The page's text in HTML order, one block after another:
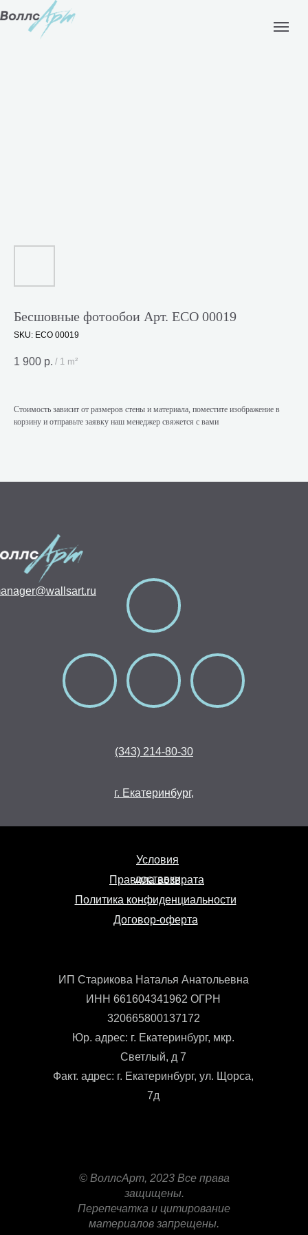
Бесшовные фотообои Арт. ECO 00019
SKU: ECO 00019
1 900 р. / 1 m²
Стоимость зависит от размеров стены и материала, поместите изображение в
корзину и отправьте заявку наш менеджер свяжется с вами
(343) 214-80-30
г. Екатеринбург,
ИП Старикова Наталья Анатольевна
ИНН 661604341962 ОГРН
320665800137172
Юр. адрес: г. Екатеринбург, мкр.
Светлый, д 7
Факт. адрес: г. Екатеринбург, ул. Щорса,
7д
Политика конфиденциальности
Условия
доставки
Правила возврата
Договор-оферта
© ВоллсАрт, 2023 Все права
защищены.
Перепечатка и цитирование
материалов запрещены.